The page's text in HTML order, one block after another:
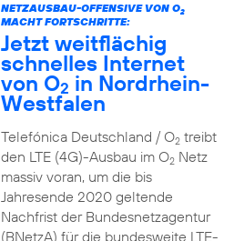
NETZAUSBAU-OFFENSIVE VON O2
MACHT FORTSCHRITTE:
Jetzt weitflächig
schnelles Internet
von O2 in Nordrhein-
Westfalen
Telefónica Deutschland / O2treibt
den LTE (4G)-Ausbau im O2Netz
massiv voran, um die bis
Jahresende 2020 geltende
Nachfrist der Bundesnetzagentur
(BNetzA) für die bundesweite LTE-